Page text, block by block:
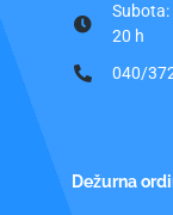
Subota:
20 h
040/
Dežurna